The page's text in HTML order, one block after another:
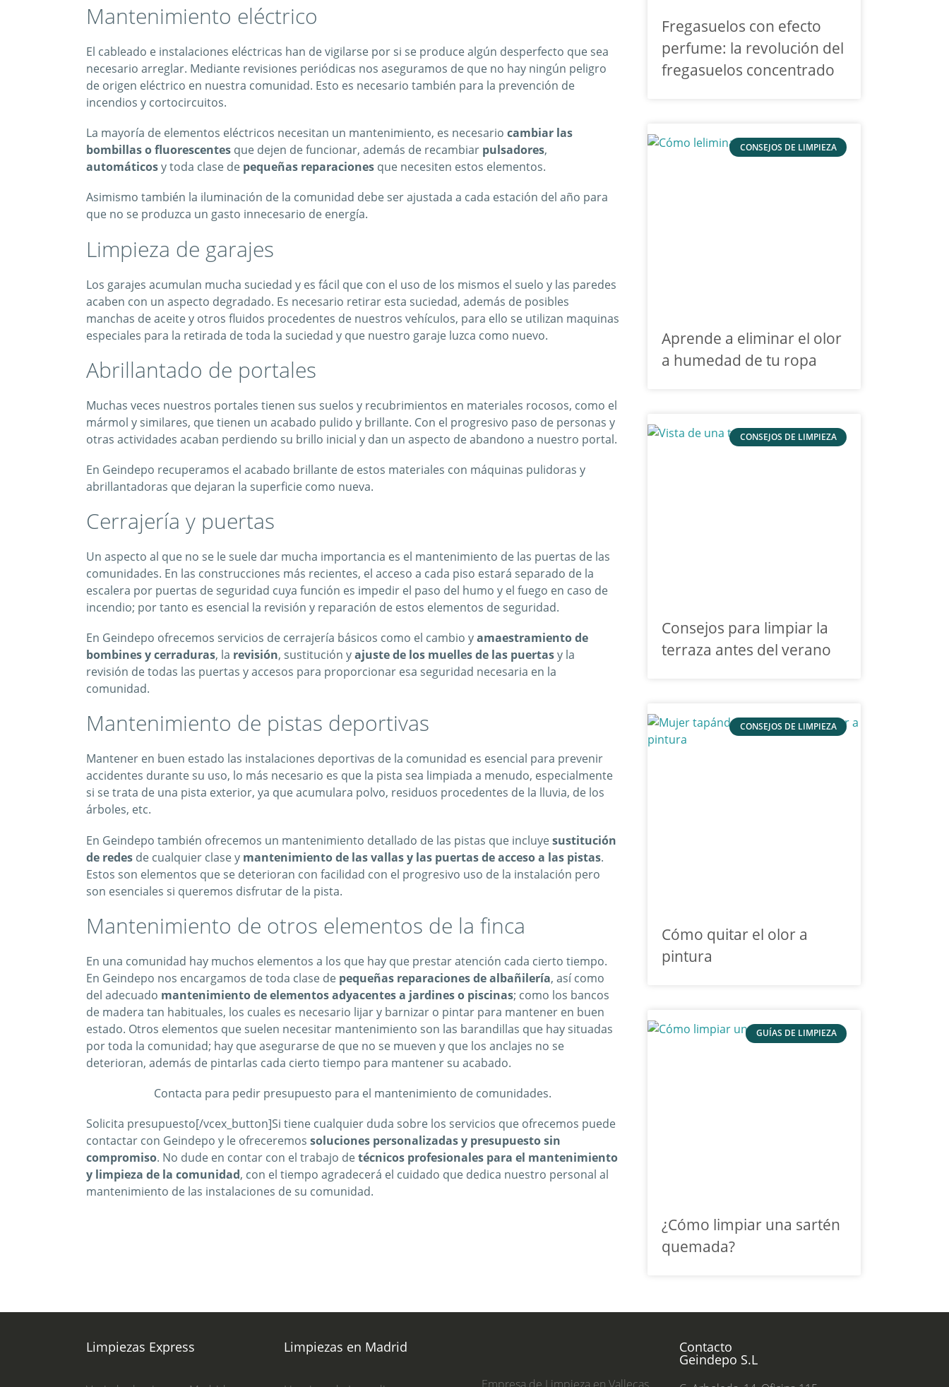
Mantenimiento eléctrico
El cableado e instalaciones eléctricas han de vigilarse por si se produce algún desperfecto que sea
necesario arreglar. Mediante revisiones periódicas nos aseguramos de que no hay ningún peligro
de origen eléctrico en nuestra comunidad. Esto es necesario también para la prevención de
incendios y cortocircuitos.
La mayoría de elementos eléctricos necesitan un mantenimiento, es necesario cambiar las
bombillas o fluorescentes que dejen de funcionar, además de recambiar pulsadores,
automáticosy toda clase de pequeñas reparaciones que necesiten estos elementos.
Asimismo también la iluminación de la comunidad debe ser ajustada a cada estación del año para
que no se produzca un gasto innecesario de energía.
Limpieza de garajes
Los garajes acumulan mucha suciedad y es fácil que con el uso de los mismos el suelo y las paredes
acaben con un aspecto degradado. Es necesario retirar esta suciedad, además de posibles
manchas de aceite y otros fluidos procedentes de nuestros vehículos, para ello se utilizan maquinas
especiales para la retirada de toda la suciedad y que nuestro garaje luzca como nuevo.
Abrillantado de portales
Muchas veces nuestros portales tienen sus suelos y recubrimientos en materiales rocosos, como el
mármol y similares, que tienen un acabado pulido y brillante. Con el progresivo paso de personas y
otras actividades acaban perdiendo su brillo inicial y dan un aspecto de abandono a nuestro portal.
En Geindepo recuperamos el acabado brillante de estos materiales con máquinas pulidoras y
abrillantadoras que dejaran la superficie como nueva.
Cerrajería y puertas
Un aspecto al que no se le suele dar mucha importancia es el mantenimiento de las puertas de las
comunidades. En las construcciones más recientes, el acceso a cada piso estará separado de la
escalera por puertas de seguridad cuya función es impedir el paso del humo y el fuego en caso de
incendio; por tanto es esencial la revisión y reparación de estos elementos de seguridad.
En Geindepo ofrecemos servicios de cerrajería básicos como el cambio yamaestramiento de
bombines y cerraduras, la revisión, sustitución yajuste de los muelles de las puertasy la
revisión de todas las puertas y accesos para proporcionar esa seguridad necesaria en la
comunidad.
Mantenimiento de pistas deportivas
Mantener en buen estado las instalaciones deportivas de la comunidad es esencial para prevenir
accidentes durante su uso, lo más necesario es que la pista sea limpiada a menudo, especialmente
si se trata de una pista exterior, ya que acumulara polvo, residuos procedentes de la lluvia, de los
árboles, etc.
En Geindepo también ofrecemos un mantenimiento detallado de las pistas que incluyesustitución
de redes de cualquier clase y mantenimiento de las vallas y las puertas de acceso a las pistas.
Estos son elementos que se deterioran con facilidad con el progresivo uso de la instalación pero
son esenciales si queremos disfrutar de la pista.
Mantenimiento de otros elementos de la finca
En una comunidad hay muchos elementos a los que hay que prestar atención cada cierto tiempo.
En Geindepo nos encargamos de toda clase de pequeñas reparaciones de albañilería, así como
del adecuado mantenimiento de elementos adyacentes a jardines o piscinas; como los bancos
de madera tan habituales, los cuales es necesario lijar y barnizar o pintar para mantener en buen
estado. Otros elementos que suelen necesitar mantenimiento son las barandillas que hay situadas
por toda la comunidad; hay que asegurarse de que no se mueven y que los anclajes no se
deterioran, además de pintarlas cada cierto tiempo para mantener su acabado.
Contacta para pedir presupuesto para el mantenimiento de comunidades.
Solicita presupuesto[/vcex_button]Si tiene cualquier duda sobre los servicios que ofrecemos puede
contactar con Geindepo y le ofreceremos soluciones personalizadas y presupuesto sin
compromiso. No dude en contar con el trabajo detécnicos profesionales para el mantenimiento
y limpieza de la comunidad, con el tiempo agradecerá el cuidado que dedica nuestro personal al
mantenimiento de las instalaciones de su comunidad.
Fregasuelos con efecto
perfume: la revolución del
fregasuelos concentrado
CONSEJOS DE LIMPIEZA
Aprende a eliminar el olor
a humedad de tu ropa
CONSEJOS DE LIMPIEZA
Consejos para limpiar la
terraza antes del verano
CONSEJOS DE LIMPIEZA
Cómo quitar el olor a
pintura
GUÍAS DE LIMPIEZA
¿Cómo limpiar una sartén
quemada?
Limpiezas Express Limpiezas en Madrid
Empresa de Limpieza en Vallecas
Contacto
Geindepo S.L